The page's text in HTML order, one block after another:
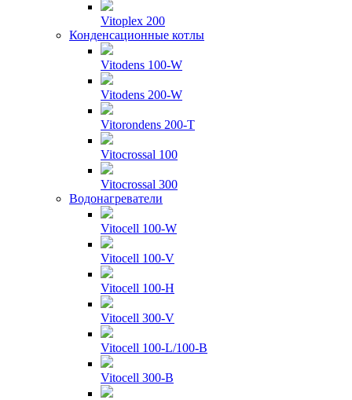
Vitoplex 200
Конденсационные котлы
Vitodens 100-W
Vitodens 200-W
Vitorondens 200-T
Vitocrossal 100
Vitocrossal 300
Водонагреватели
Vitocell 100-W
Vitocell 100-V
Vitocell 100-H
Vitocell 300-V
Vitocell 100-L/100-B
Vitocell 300-B